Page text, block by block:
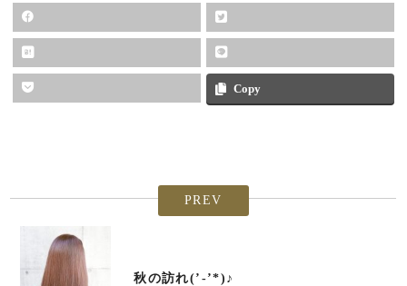
Copy
PREV
秋の訪れ(’-’*)♪